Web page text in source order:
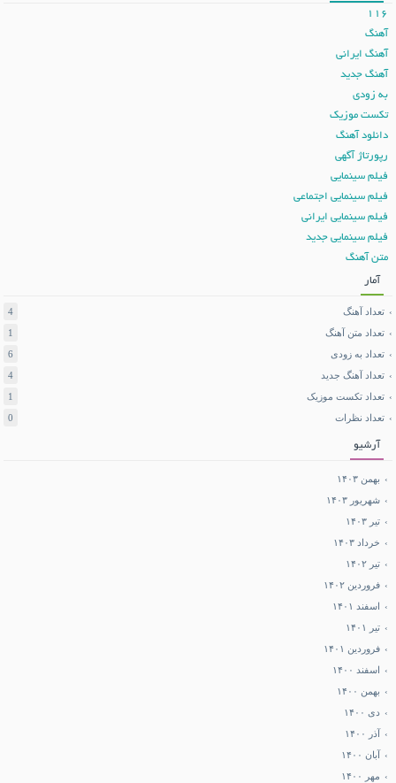
116
آهنگ
آهنگ ایرانی
آهنگ جدید
به زودی
تکست موزیک
دانلود آهنگ
رپورتاژ آگهی
فیلم سینمایی
فیلم سینمایی اجتماعی
فیلم سینمایی ایرانی
فیلم سینمایی جدید
متن آهنگ
آمار
تعداد آهنگ
4
تعداد متن آهنگ
1
تعداد به زودی
6
تعداد آهنگ جدید
4
تعداد تکست موزیک
1
تعداد نظرات
0
آرشیو
بهمن ۱۴۰۳
شهریور ۱۴۰۳
تیر ۱۴۰۳
خرداد ۱۴۰۳
تیر ۱۴۰۲
فروردین ۱۴۰۲
اسفند ۱۴۰۱
تیر ۱۴۰۱
فروردین ۱۴۰۱
اسفند ۱۴۰۰
بهمن ۱۴۰۰
دی ۱۴۰۰
آذر ۱۴۰۰
آبان ۱۴۰۰
مهر ۱۴۰۰